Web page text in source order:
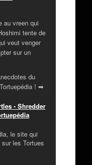
au vreen qui
tente de
veut venger
sur un
du
! ➡
- Shredder
le site qui
les Tortues